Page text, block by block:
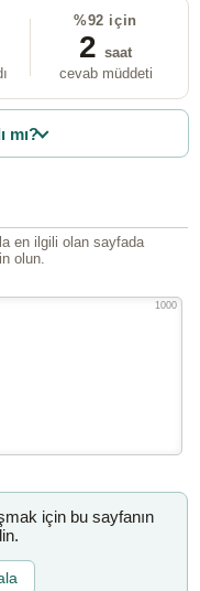
%92 için
2 saat
cevab müddeti
mı?
en ilgili olan sayfada
olun.
1000
için bu sayfanın